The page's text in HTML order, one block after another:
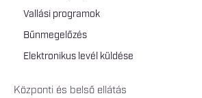
Vallási programok
Bűnmegelőzés
Elektronikus levél küldése
Központi és belső ellátás